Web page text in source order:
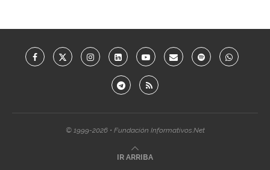
© 1999-2026 • Fundación Informativos.Net
IR ARRIBA